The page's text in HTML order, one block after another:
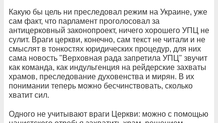
Какую бы цель ни преследовал режим на Украине, уже
сам факт, что парламент проголосовал за
антицерковный законопроект, ничего хорошего УПЦ не
сулит. Враги церкви, конечно, сам текст не читали и не
смыслят в тонкостях юридических процедур, для них
сама новость "Верховная рада запретила УПЦ" звучит
как команда, как индульгенция на рейдерские захваты
храмов, преследование духовенства и мирян. В их
понимании теперь можно бесчинствовать, сколько
хватит сил.
Одного не учитывают враги Церкви: можно с помощью